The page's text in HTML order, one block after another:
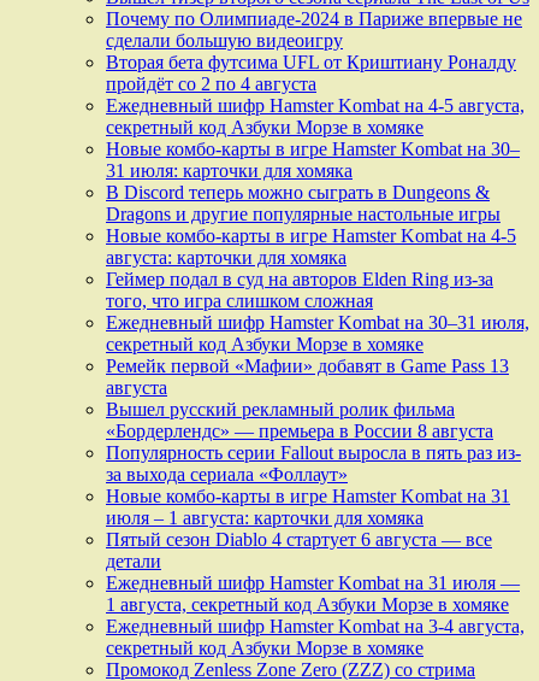
Почему по Олимпиаде-2024 в Париже впервые не
сделали большую видеоигру
Вторая бета футсима UFL от Криштиану Роналду
пройдёт со 2 по 4 августа
Ежедневный шифр Hamster Kombat на 4-5 августа,
секретный код Азбуки Морзе в хомяке
Новые комбо-карты в игре Hamster Kombat на 30–
31 июля: карточки для хомяка
В Discord теперь можно сыграть в Dungeons &
Dragons и другие популярные настольные игры
Новые комбо-карты в игре Hamster Kombat на 4-5
августа: карточки для хомяка
Геймер подал в суд на авторов Elden Ring из-за
того, что игра слишком сложная
Ежедневный шифр Hamster Kombat на 30–31 июля,
секретный код Азбуки Морзе в хомяке
Ремейк первой «Мафии» добавят в Game Pass 13
августа
Вышел русский рекламный ролик фильма
«Бордерлендс» — премьера в России 8 августа
Популярность серии Fallout выросла в пять раз из-
за выхода сериала «Фоллаут»
Новые комбо-карты в игре Hamster Kombat на 31
июля – 1 августа: карточки для хомяка
Пятый сезон Diablo 4 стартует 6 августа — все
детали
Ежедневный шифр Hamster Kombat на 31 июля —
1 августа, секретный код Азбуки Морзе в хомяке
Ежедневный шифр Hamster Kombat на 3-4 августа,
секретный код Азбуки Морзе в хомяке
Промокод Zenless Zone Zero (ZZZ) со стрима